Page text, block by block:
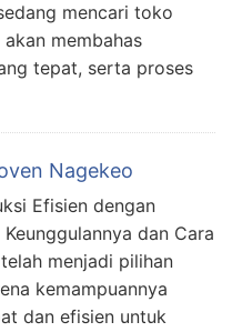
mencari toko
membahas
tepat, serta proses
Nagekeo
Efisien dengan
dan Cara
menjadi pilihan
kemampuannya
dan efisien untuk